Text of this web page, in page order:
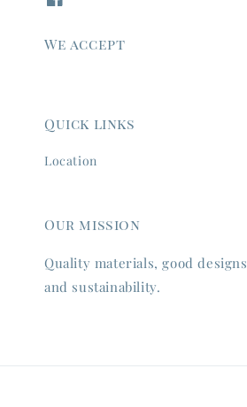
We accept
Quick links
Location
Our mission
Quality materials, good
and sustainability.